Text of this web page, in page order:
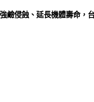
鹼侵蝕、延長機體壽命，